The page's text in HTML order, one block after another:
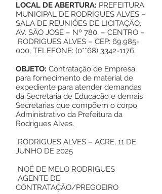
LOCAL DE ABERTURA: PREFEITURA
MUNICIPAL DE RODRIGUES ALVES –
SALA DE REUNIÕES DE LICITAÇÃO,
AV. SÃO JOSÉ – Nº 780, – CENTRO –
RODRIGUES ALVES – CEP: 69.985-
000, TELEFONE: (0**68) 3342-1176.
OBJETO: Contratação de Empresa
para fornecimento de material de
expediente para atender demandas
da Secretaria de Educação e demais
Secretarias que compõem o corpo
Administrativo da Prefeitura da
Rodrigues Alves.
RODRIGUES ALVES – ACRE, 11 DE
JUNHO DE 2025
NOÉ DE MELO RODRIGUES
AGENTE DE
CONTRATAÇÃO/PREGOEIRO